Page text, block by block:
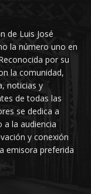
de Luis José
la número uno en
por su
la comunidad,
noticias y
de todas las
se dedica a
a la audiencia
y conexión
emisora preferida